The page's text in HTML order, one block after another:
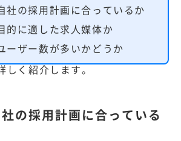
社の採用計画に合っているか
的に適した求人媒体か
ーザー数が多いかどうか
しく紹介します。
の採用計画に合っている